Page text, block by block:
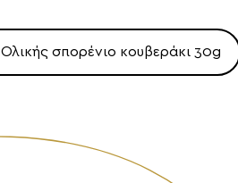
Ολικής σπορένιο κουβεράκι 30g